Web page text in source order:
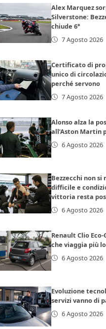
Alex Marquez
Silverstone:
chiude 6°
7 Agosto 2026
Certificato di
unico di
perché servono
7 Agosto 2026
Alonso alza la
all’Aston Martin
6 Agosto 2026
Bezzecchi non si
difficile e
vittoria resta
6 Agosto 2026
Renault Clio
che viaggia più
6 Agosto 2026
Evoluzione
servizi vanno di
6 Agosto 2026